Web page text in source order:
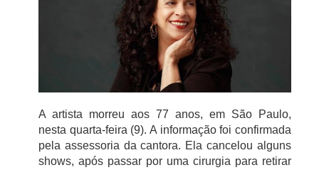
A artista morreu aos 77 anos, em São Paulo,
nesta quarta-feira (9). A informação foi confirmada
pela assessoria da cantora. Ela cancelou alguns
shows, após passar por uma cirurgia para retirar